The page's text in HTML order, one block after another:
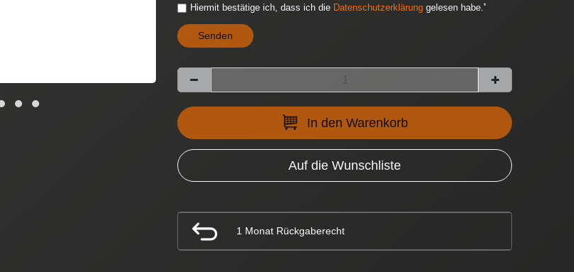
Hiermit bestätige ich, dass ich die Daten­schutz­erklärunggelesen habe.*
Senden
In den Warenkorb
Auf die Wunschliste
1 Monat Rückgaberecht